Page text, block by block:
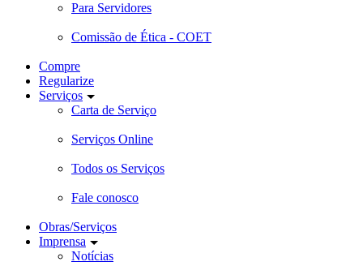
Para Servidores
Comissão de Ética - COET
Compre
Regularize
Serviços
Carta de Serviço
Serviços Online
Todos os Serviços
Fale conosco
Obras/Serviços
Imprensa
Notícias